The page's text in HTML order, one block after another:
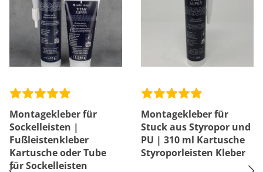
Montagekleber für
Sockelleisten |
Fußleistenkleber
Kartusche oder Tube
für Sockelleisten
Montagekleber für
Stuck aus Styropor und
PU | 310 ml Kartusche
Styroporleisten Kleber